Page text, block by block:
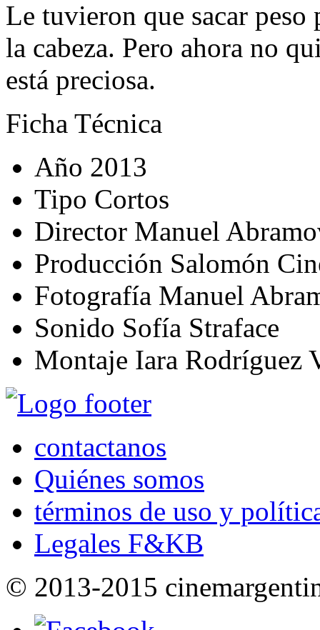
Le tuvieron que sacar
la cabeza. Pero ahora no
está preciosa.
Ficha Técnica
Año 2013
Tipo Cortos
Director Manuel
Producción Salomón
Fotografía Manuel
Sonido Sofía Straface
Montaje Iara Rodríguez
contactanos
Quiénes somos
términos de uso y
Legales F&KB
© 2013-2015